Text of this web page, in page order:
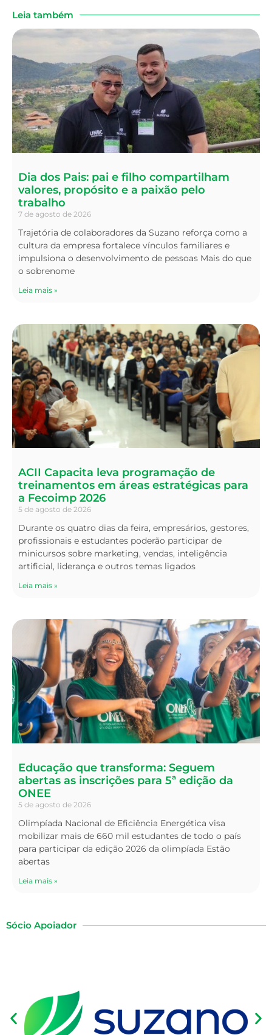
Leia também
Dia dos Pais: pai e filho compartilham
valores, propósito e a paixão pelo
trabalho
7 de agosto de 2026
Trajetória de colaboradores da Suzano reforça como a
cultura da empresa fortalece vínculos familiares e
impulsiona o desenvolvimento de pessoas Mais do que
o sobrenome
Leia mais »
ACII Capacita leva programação de
treinamentos em áreas estratégicas para
a Fecoimp 2026
5 de agosto de 2026
Durante os quatro dias da feira, empresários, gestores,
profissionais e estudantes poderão participar de
minicursos sobre marketing, vendas, inteligência
artificial, liderança e outros temas ligados
Leia mais »
Educação que transforma: Seguem
abertas as inscrições para 5ª edição da
ONEE
5 de agosto de 2026
Olimpíada Nacional de Eficiência Energética visa
mobilizar mais de 660 mil estudantes de todo o país
para participar da edição 2026 da olimpíada Estão
abertas
Leia mais »
Sócio Apoiador